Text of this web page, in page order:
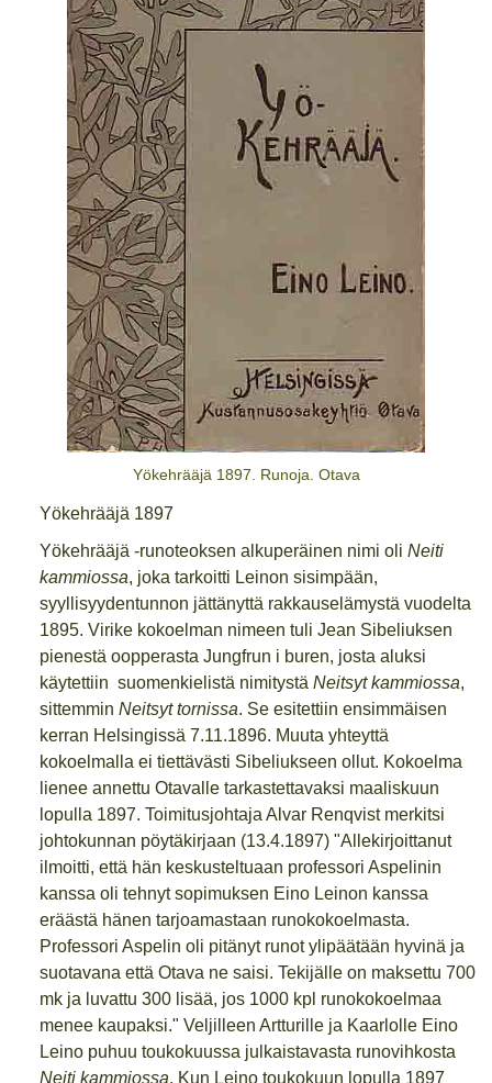
Yökehrääjä 1897. Runoja. Otava
Yökehrääjä 1897
Yökehrääjä -runoteoksen alkuperäinen nimi oli Neiti
kammiossa, joka tarkoitti Leinon sisimpään,
syyllisyydentunnon jättänyttä rakkauselämystä vuodelta
1895. Virike kokoelman nimeen tuli Jean Sibeliuksen
pienestä oopperasta Jungfrun i buren, josta aluksi
käytettiin suomenkielistä nimitystä Neitsyt kammiossa,
sittemmin Neitsyt tornissa. Se esitettiin ensimmäisen
kerran Helsingissä 7.11.1896. Muuta yhteyttä
kokoelmalla ei tiettävästi Sibeliukseen ollut. Kokoelma
lienee annettu Otavalle tarkastettavaksi maaliskuun
lopulla 1897. Toimitusjohtaja Alvar Renqvist merkitsi
johtokunnan pöytäkirjaan (13.4.1897) "Allekirjoittanut
ilmoitti, että hän keskusteltuaan professori Aspelinin
kanssa oli tehnyt sopimuksen Eino Leinon kanssa
eräästä hänen tarjoamastaan runokokoelmasta.
Professori Aspelin oli pitänyt runot ylipäätään hyvinä ja
suotavana että Otava ne saisi. Tekijälle on maksettu 700
mk ja luvattu 300 lisää, jos 1000 kpl runokokoelmaa
menee kaupaksi." Veljilleen Artturille ja Kaarlolle Eino
Leino puhuu toukokuussa julkaistavasta runovihkosta
Neiti kammiossa. Kun Leino toukokuun lopulla 1897